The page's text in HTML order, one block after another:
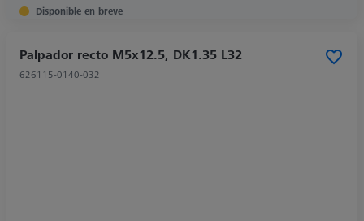
Disponible en breve
Palpador recto M5x12.5, DK1.35 L32
626115-0140-032